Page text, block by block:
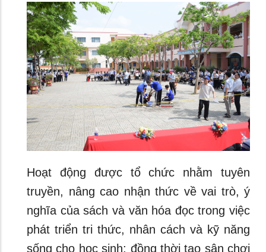
Hoạt động được tổ chức nhằm tuyên
truyền, nâng cao nhận thức về vai trò, ý
nghĩa của sách và văn hóa đọc trong việc
phát triển tri thức, nhân cách và kỹ năng
sống cho học sinh; đồng thời tạo sân chơi